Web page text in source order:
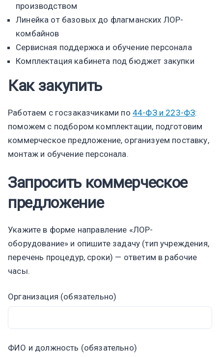
производством
Линейка от базовых до флагманских ЛОР-
комбайнов
Сервисная поддержка и обучение персонала
Комплектация кабинета под бюджет закупки
Как закупить
Работаем с госзаказчиками по 44-ФЗ и 223-ФЗ:
поможем с подбором комплектации, подготовим
коммерческое предложение, организуем поставку,
монтаж и обучение персонала.
Запросить коммерческое
предложение
Укажите в форме направление «ЛОР-
оборудование» и опишите задачу (тип учреждения,
перечень процедур, сроки) — ответим в рабочие
часы.
Организация (обязательно)
ФИО и должность (обязательно)